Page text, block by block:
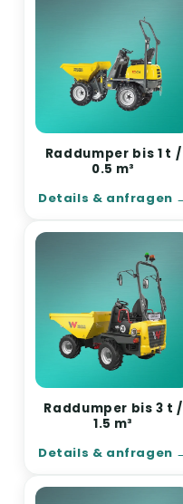
Raddumper bis 1 t /
0.5 m³
Details & anfragen
Raddumper bis 3 t /
1.5 m³
Details & anfragen